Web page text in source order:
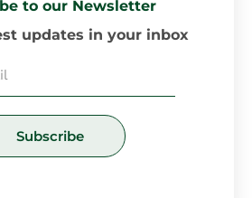
to our Newsletter
updates in your inbox
Subscribe